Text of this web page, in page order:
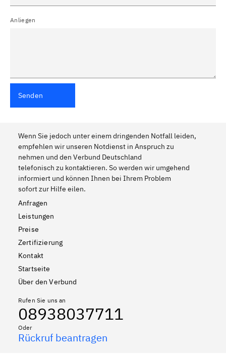
Anliegen
Senden
Wenn Sie jedoch unter einem dringenden Notfall leiden,
empfehlen wir unseren Notdienst in Anspruch zu
nehmen und den Verbund Deutschland
telefonisch zu kontaktieren. So werden wir umgehend
informiert und können Ihnen bei Ihrem Problem
sofort zur Hilfe eilen.
Anfragen
Leistungen
Preise
Zertifizierung
Kontakt
Startseite
Über den Verbund
Rufen Sie uns an
08938037711
Oder
Rückruf beantragen